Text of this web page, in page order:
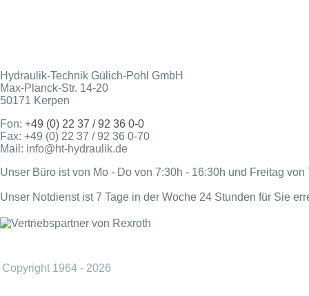
Hydraulik-Technik Gülich-Pohl GmbH
Max-Planck-Str. 14-20
50171 Kerpen
Fon: +49 (0) 22 37 / 92 36 0-0
Fax: +49 (0) 22 37 / 92 36 0-70
Mail: info@ht-hydraulik.de
Unser Büro ist von Mo - Do von 7:30h - 16:30h und Freitag von
Unser Notdienst ist 7 Tage in der Woche 24 Stunden für Sie
Copyright 1964 - 2026